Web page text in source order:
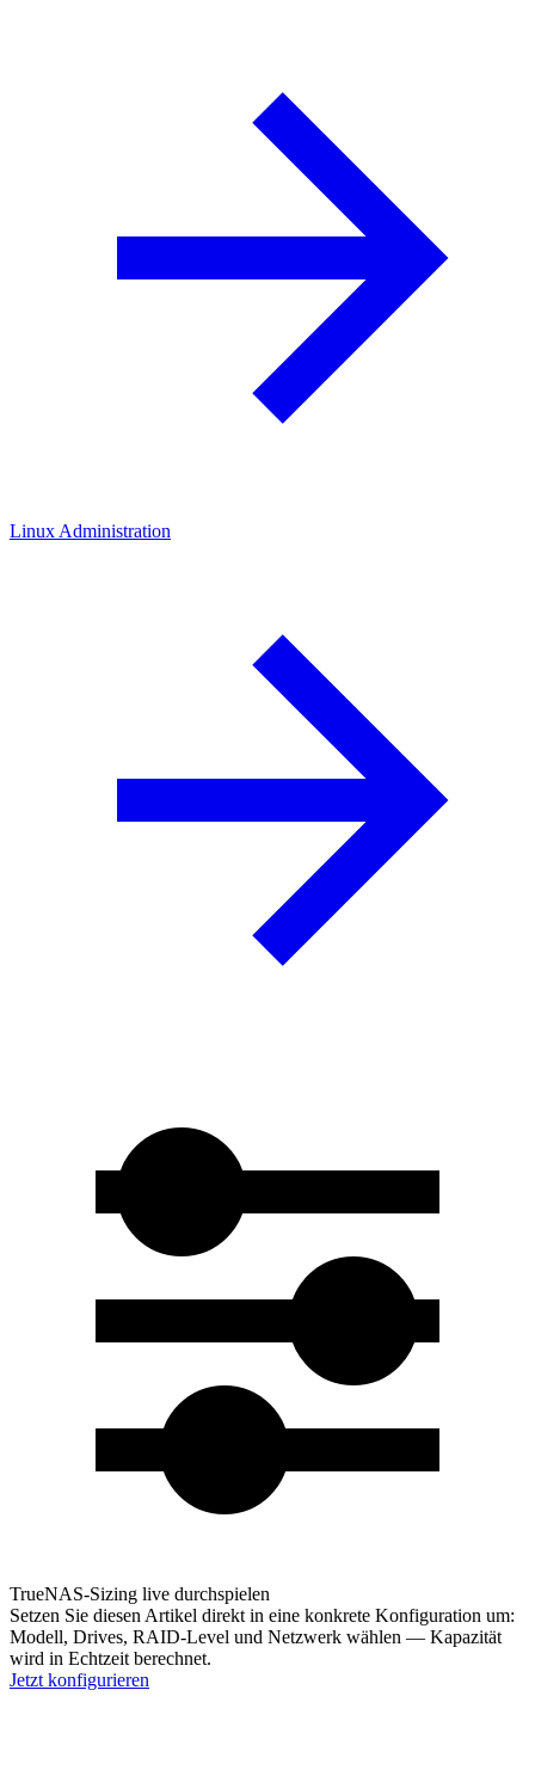
Linux Administration
TrueNAS-Sizing live durchspielen
Setzen Sie diesen Artikel direkt in eine konkrete Konfiguration um:
Modell, Drives, RAID-Level und Netzwerk wählen — Kapazität
wird in Echtzeit berechnet.
Jetzt konfigurieren